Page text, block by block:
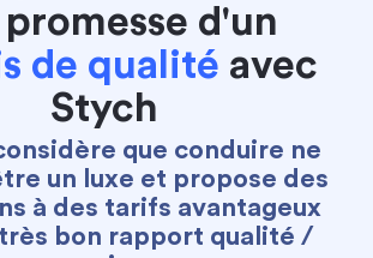
promesse d'un
de qualité avec
Stych
que conduire ne
un luxe et propose des
à des tarifs avantageux
bon rapport qualité /